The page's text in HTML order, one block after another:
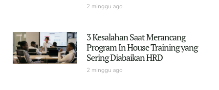
2 minggu ago
3 Kesalahan Saat Merancang
Program In House Training yang
Sering Diabaikan HRD
2 minggu ago